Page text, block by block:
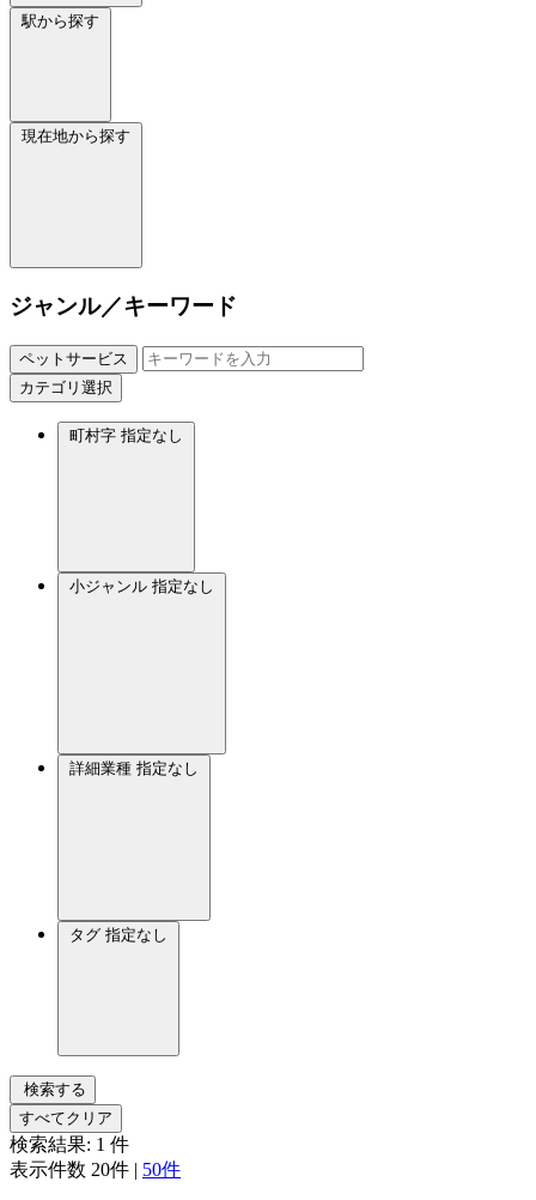
駅から探す
現在地から探す
ジャンル／キーワード
ペットサービス
カテゴリ選択
町村字 指定なし
小ジャンル 指定なし
詳細業種 指定なし
タグ 指定なし
検索する
すべてクリア
検索結果: 1 件
表示件数 20件 | 50件